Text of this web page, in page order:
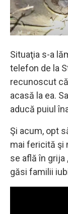
Situaţia s-a
telefon de la
recunoscut
acasă la ea.
aducă puiul
Şi acum, opt
mai fericită şi
se află în grija
găsi familii